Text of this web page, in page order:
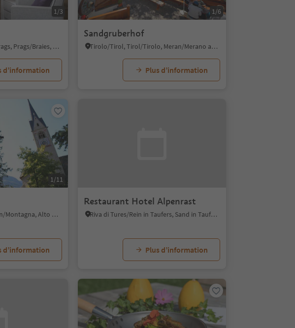
1/3
Braies di Fuori/Ausserprags, Prags/Braies, Dolomites Region 3 Zinnen
d’information
1/6
Sandgruberhof
Tirolo/Tirol, Tirol/Tirolo, Meran/Merano and environs
Plus d’information
1/11
Pinzano/Pinzon, Montan/Montagna, Alto Adige Wine Road
d’information
Restaurant Hotel Alpenrast
Riva di Tures/Rein in Taufers, Sand in Taufers/Campo Tures, Ahrntal/Valle Aurina
Plus d’information